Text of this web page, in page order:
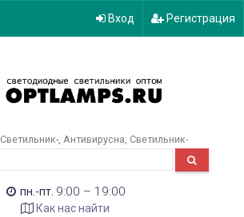
Вход Регистрация
Светильник- Антивирусна Светильник-
пн.-пт. 9:00 – 19:00
Как нас найти